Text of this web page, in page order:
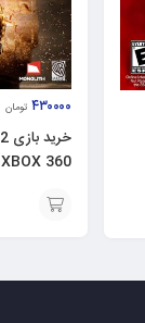
۴۳۰۰۰۰ تومان
XBOX 360